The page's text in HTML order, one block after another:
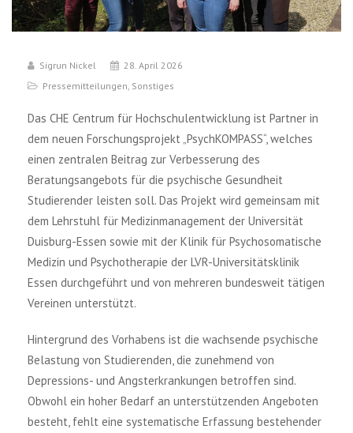
Sigrun Nickel
28. April 2026
Pressemitteilungen, Sonstiges
Das CHE Centrum für Hochschulentwicklung ist Partner in
dem neuen Forschungsprojekt „PsychKOMPASS“, welches
einen zentralen Beitrag zur Verbesserung des
Beratungsangebots für die psychische Gesundheit
Studierender leisten soll. Das Projekt wird gemeinsam mit
dem Lehrstuhl für Medizinmanagement der Universität
Duisburg-Essen sowie mit der Klinik für Psychosomatische
Medizin und Psychotherapie der LVR-Universitätsklinik
Essen durchgeführt und von mehreren bundesweit tätigen
Vereinen unterstützt.
Hintergrund des Vorhabens ist die wachsende psychische
Belastung von Studierenden, die zunehmend von
Depressions- und Angsterkrankungen betroffen sind.
Obwohl ein hoher Bedarf an unterstützenden Angeboten
besteht, fehlt eine systematische Erfassung bestehender